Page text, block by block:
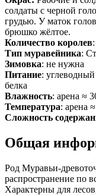
солдаты с черной
грудью. У маток
брюшко жёлтое.
Количество королев
Тип муравейника:
Зимовка: не нужна
Питание:
белка
Влажность: арена ≈
Температура: арена
Сложность
Общая
Род Муравьи-
распространение по
Характерны для